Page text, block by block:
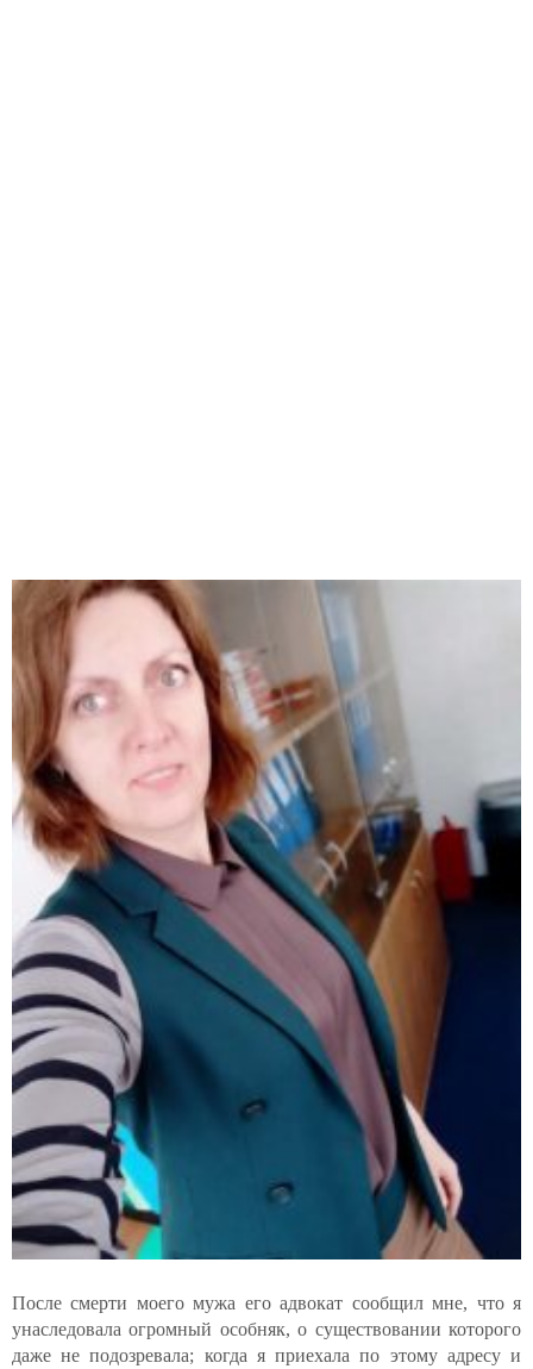
После смерти моего мужа его адвокат сообщил мне, что я
унаследовала огромный особняк, о существовании которого
даже не подозревала; когда я приехала по этому адресу и